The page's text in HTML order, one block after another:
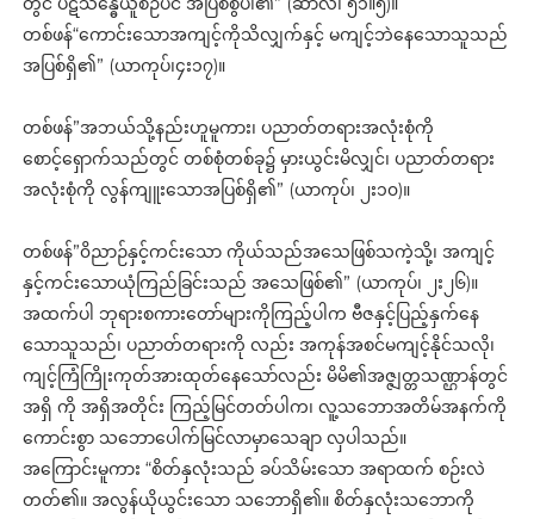
တစ်ဖန်“ကောင်းသောအကျင့်ကိုသိလျှက်နှင့် မကျင့်ဘဲနေသောသူသည်
အပြစ်ရှိ၏” (ယာကုပ်၊၄း၁၇)။
တစ်ဖန်”အဘယ်သို့နည်းဟူမူကား၊ ပညာတ်တရားအလုံးစုံကို
စောင့်ရှောက်သည်တွင် တစ်စုံတစ်ခု၌ မှားယွင်းမိလျှင်၊ ပညာတ်တရား
အလုံးစုံကို လွန်ကျူးသောအပြစ်ရှိ၏” (ယာကုပ်၊ ၂း၁၀)။
တစ်ဖန်”၀ိညာဉ်နှင့်ကင်းသော ကိုယ်သည်အသေဖြစ်သကဲ့သို့၊ အကျင့်
နှင့်ကင်းသောယုံကြည်ခြင်းသည် အသေဖြစ်၏” (ယာကုပ်၊ ၂း၂၆)။
အထက်ပါ ဘုရားစကားတော်များကိုကြည့်ပါက ဗီဇနှင့်ပြည့်နှက်နေ
သောသူသည်၊ ပညာတ်တရားကို လည်း အကုန်အစင်မကျင့်နိုင်သလို၊
ကျင့်ကြံကြိုးကုတ်အားထုတ်နေသော်လည်း မိမိ၏အဇ္ဇျတ္တသဏ္ဌာန်တွင်
အရှိ ကို အရှိအတိုင်း ကြည့်မြင်တတ်ပါက၊ လူ့သဘောအတိမ်အနက်ကို
ကောင်းစွာ သဘောပေါက်မြင်လာမှာသေချာ လှပါသည်။
အကြောင်းမူကား “စိတ်နှလုံးသည် ခပ်သိမ်းသော အရာထက် စဉ်းလဲ
တတ်၏။ အလွန်ယိုယွင်းသော သဘောရှိ၏။ စိတ်နှလုံးသဘောကို